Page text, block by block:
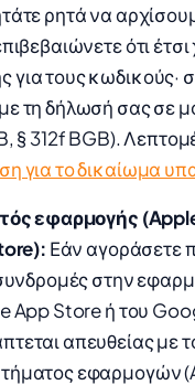
ρητά να
ότι
τους κωδικούς·
τη δήλωσή σας σε
§ 312f BGB).
για το δικαίωμα
εφαρμογής
Εάν αγοράσετε
στην
App Store ή του
απευθείας με
εφαρμογών